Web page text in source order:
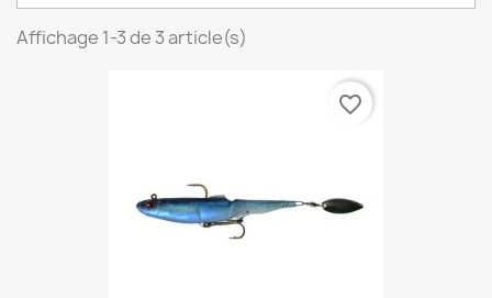
Affichage 1-3 de 3 article(s)
favorite_border